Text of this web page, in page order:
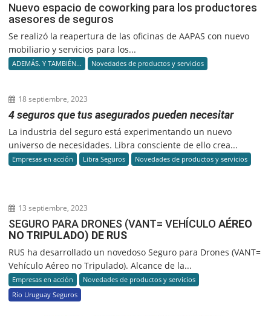
Nuevo espacio de coworking para los productores
asesores de seguros
Se realizó la reapertura de las oficinas de AAPAS con nuevo
mobiliario y servicios para los...
ADEMÁS. Y TAMBIÉN... Novedades de productos y servicios
18 septiembre, 2023
4 seguros que tus asegurados pueden necesitar
La industria del seguro está experimentando un nuevo
universo de necesidades. Libra consciente de ello crea...
Empresas en acción Libra Seguros Novedades de productos y servicios
13 septiembre, 2023
SEGURO PARA DRONES (VANT= VEHÍCULOAÉREO
NO TRIPULADO) DE RUS
RUS ha desarrollado un novedoso Seguro para Drones (VANT=
Vehículo Aéreo no Tripulado). Alcance de la...
Empresas en acción
Novedades de productos y servicios
Río Uruguay Seguros